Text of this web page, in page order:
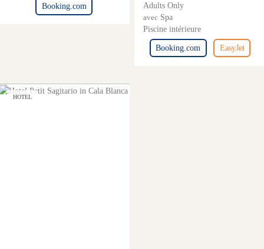
Booking.com Adults Only
avec Spa
Piscine intérieure
EasyJet
Booking.com
HOTEL